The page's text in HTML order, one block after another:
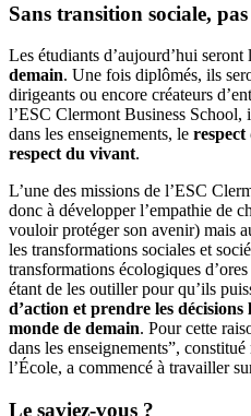
Sans transition sociale,
Les étudiants d’aujourd’hui seront
demain. Une fois diplômés, ils
dirigeants ou encore créateurs
l’ESC Clermont Business School,
dans les enseignements, le respect
respect du vivant.
L’une des missions de l’ESC
donc à développer l’empathie de
vouloir protéger son avenir) mais
les transformations sociales et
transformations écologiques
étant de les outiller pour qu’ils
d’action et prendre les décisions
monde de demain. Pour cette
dans les enseignements”,
l’École, a commencé à travailler
Le saviez-vous ?